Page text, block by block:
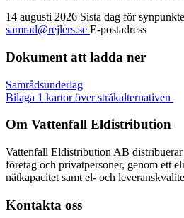
14 augusti 2026 Sista dag för
samrad@rejlers.se E-postadress
Dokument att ladda ner
Samrådsunderlag
Bilaga 1 kartor över stråkalternativen
Om Vattenfall Eldistribution
Vattenfall Eldistribution AB
företag och privatpersoner, genom ett
nätkapacitet samt el- och
Kontakta oss